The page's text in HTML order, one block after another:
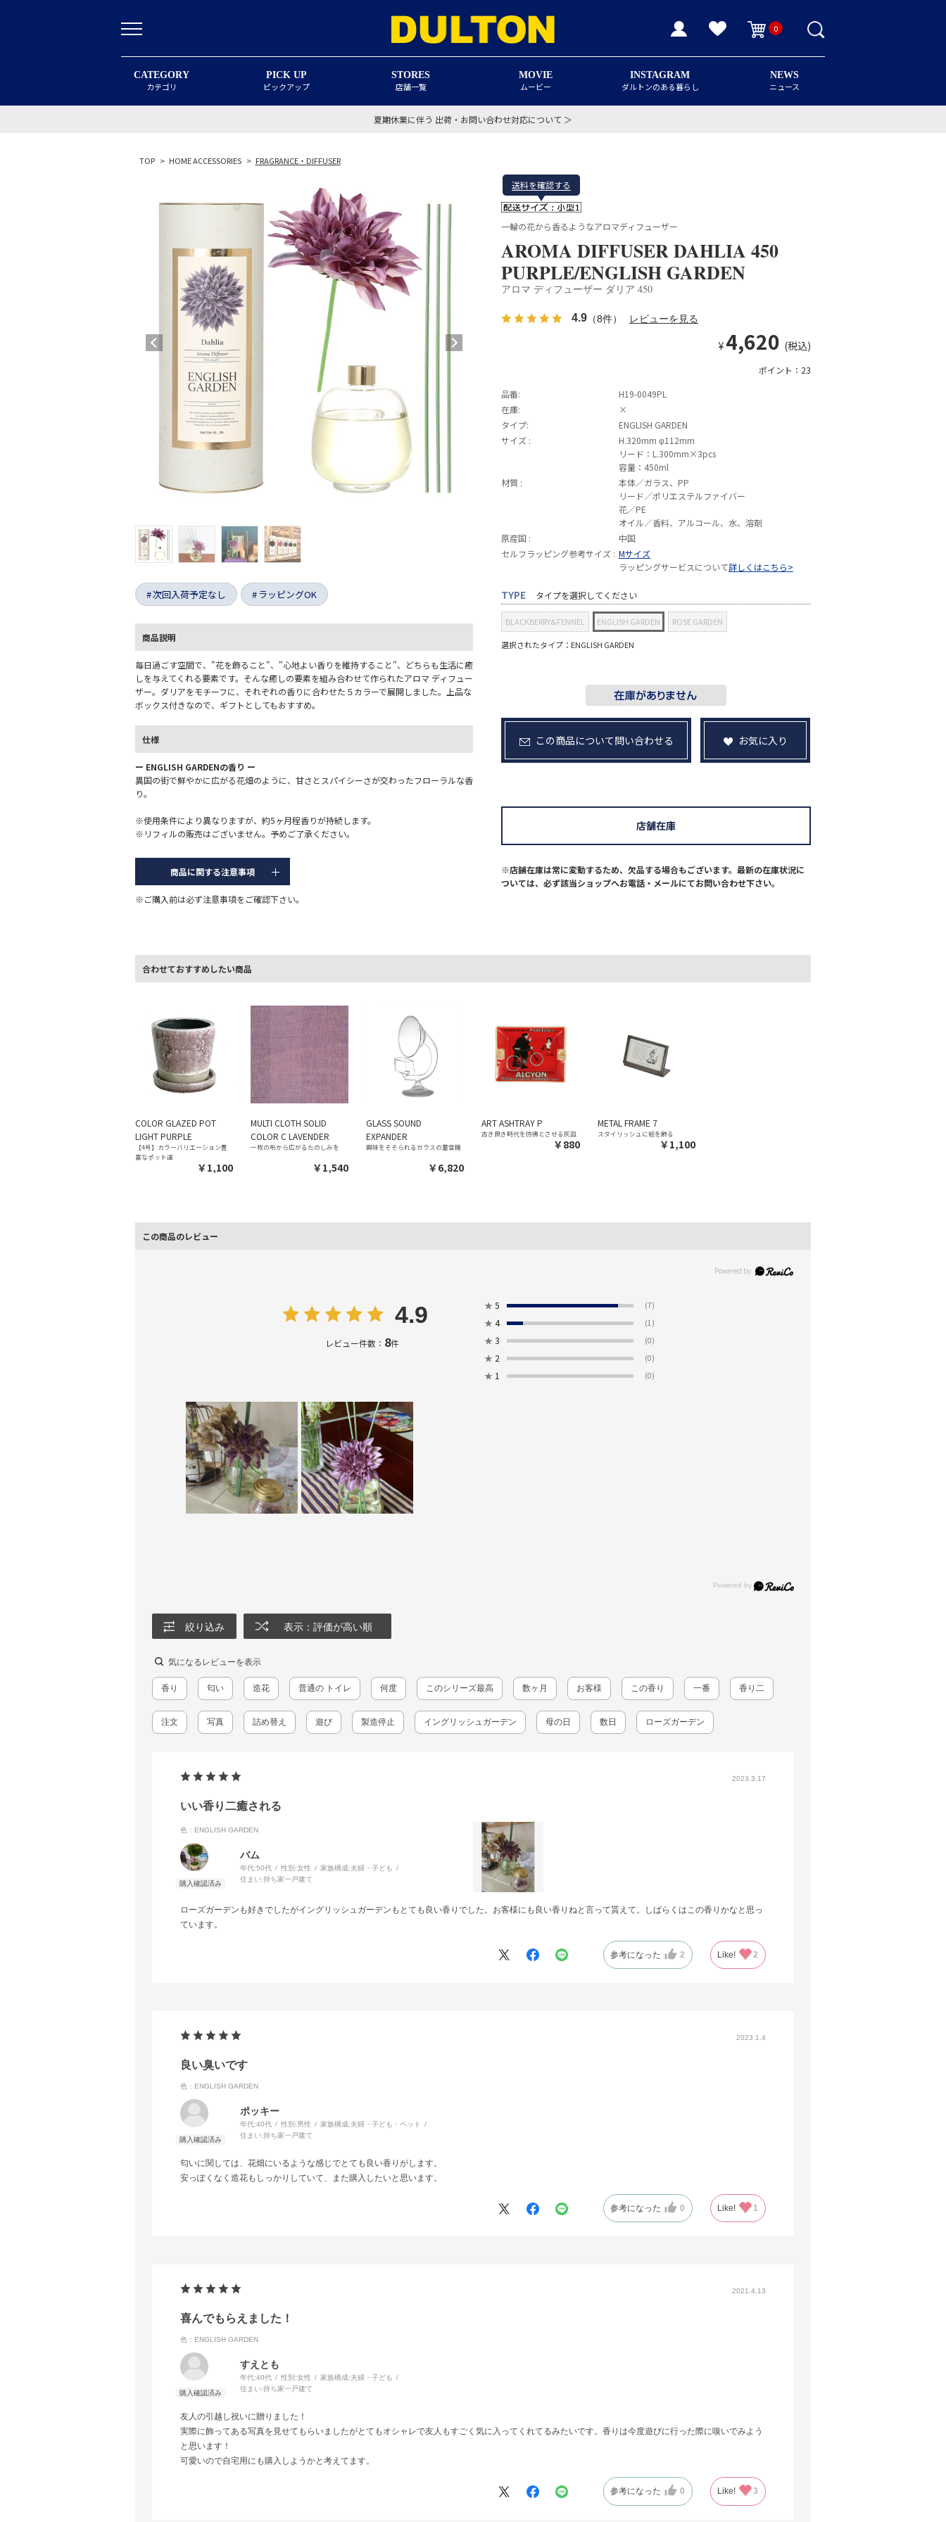
0
CATEGORY
カテゴリ
PICK UP
ピックアップ
STORES
店舗一覧
MOVIE
ムービー
INSTAGRAM
ダルトンのある暮らし
NEWS
ニュース
夏期休業に伴う 出荷・お問い合わせ対応について ＞
TOP > HOME ACCESSORIES > FRAGRANCE・DIFFUSER
次回入荷予定なし ラッピングOK
商品説明
毎日過ごす空間で、"花を飾ること"、"心地よい香りを維持すること"、どちらも生活に癒
しを与えてくれる要素です。そんな癒しの要素を組み合わせて作られたアロマ ディフュー
ザー。ダリアをモチーフに、それぞれの香りに合わせた５カラーで展開しました。上品な
ボックス付きなので、ギフトとしてもおすすめ。
仕様
ー ENGLISH GARDENの香り ー
異国の街で鮮やかに広がる花畑のように、甘さとスパイシーさが交わったフローラルな香
り。
※使用条件により異なりますが、約5ヶ月程香りが持続します。
※リフィルの販売はございません。予めご了承ください。
商品に関する注意事項
※ご購入前は必ず注意事項をご確認下さい。
送料を確認する
一輪の花から香るようなアロマディフューザー
AROMA DIFFUSER DAHLIA 450
PURPLE/ENGLISH GARDEN
アロマ ディフューザー ダリア 450
4.9 （8件） レビューを見る
¥ 4,620 (税込)
ポイント：23
品番:
H19-0049PL
在庫:
×
タイプ:
ENGLISH GARDEN
サイズ :
H.320mm φ112mm
リード：L.300mm×3pcs
容量：450ml
材質 :
本体／ガラス、PP
リード／ポリエステルファイバー
花／PE
オイル／香料、アルコール、水、溶剤
原産国 :
中国
セルフラッピング参考サイズ : Mサイズ
ラッピングサービスについて詳しくはこちら>
TYPE タイプを選択してください
BLACKBERRY&FENNEL ENGLISH GARDEN ROSE GARDEN
選択されたタイプ：ENGLISH GARDEN
この商品について問い合わせる お気に入り
※店舗在庫は常に変動するため、欠品する場合もございます。最新の在庫状況に
ついては、必ず該当ショップへお電話・メールにてお問い合わせ下さい。
店舗在庫
合わせておすすめしたい商品
COLOR GLAZED POT
LIGHT PURPLE
【4号】カラーバリエーション豊
富なポット達
￥1,100
MULTI CLOTH SOLID
COLOR C LAVENDER
一枚の布から広がるたのしみを
￥1,540
GLASS SOUND
EXPANDER
興味をそそられるガラスの蓄音機
￥6,820
ART ASHTRAY P
古き良き時代を彷彿とさせる灰皿
￥880
METAL FRAME 7
スタイリッシュに絵を飾る
￥1,100
この商品のレビュー
4.9
レビュー件数： 8件
★ 5 (7)
★ 4 (1)
★ 3 (0)
★ 2 (0)
★ 1 (0)
絞り込み 表示：評価が高い順
気になるレビューを表示
香り 匂い 造花 普通の トイレ 何度 このシリーズ最高 数ヶ月 お客様 この香り 一番 香り二
注文 写真 詰め替え 遊び 製造停止 イングリッシュガーデン 母の日 数日 ローズガーデン
2023.3.17
いい香り二癒される
色：ENGLISH GARDEN
バム
年代:50代 性別:女性 家族構成:夫婦・子ども
住まい:持ち家一戸建て
ローズガーデンも好きでしたがイングリッシュガーデンもとても良い香りでした。お客様にも良い香りねと言って貰えて。しばらくはこの香りかなと思っ
ています。
参考になった 2 Like! 2
2023.1.4
良い臭いです
色：ENGLISH GARDEN
ポッキー
年代:40代 性別:男性 家族構成:夫婦・子ども・ペット
住まい:持ち家一戸建て
匂いに関しては、花畑にいるような感じでとても良い香りがします。
安っぽくなく造花もしっかりしていて、また購入したいと思います。
参考になった 0 Like! 1
2021.4.13
喜んでもらえました！
色：ENGLISH GARDEN
すえとも
年代:40代 性別:女性 家族構成:夫婦・子ども
住まい:持ち家一戸建て
友人の引越し祝いに贈りました！
実際に飾ってある写真を見せてもらいましたがとてもオシャレで友人もすごく気に入ってくれてるみたいです。香りは今度遊びに行った際に嗅いでみよう
と思います！
可愛いので自宅用にも購入しようかと考えてます。
参考になった 0 Like! 3